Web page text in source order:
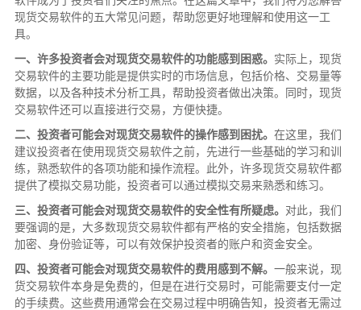
现货交易软件的五大常见问题，帮助您更好地理解和使用这一工
具。
一、许多投资者会对现货交易软件的功能感到困惑。 实际上，现货
交易软件的主要功能是提供实时的市场信息，包括价格、交易量等
数据，以及各种技术分析工具，帮助投资者做出决策。同时，现货
交易软件还可以直接进行交易，方便快捷。
二、投资者可能会对现货交易软件的操作感到困扰。 在这里，我们
建议投资者在使用现货交易软件之前，先进行一些基础的学习和训
练，熟悉软件的各项功能和操作流程。此外，许多现货交易软件都
提供了模拟交易功能，投资者可以通过模拟交易来熟悉和练习。
三、投资者可能会对现货交易软件的安全性有所疑虑。 对此，我们
要强调的是，大多数现货交易软件都有严格的安全措施，包括数据
加密、身份验证等，可以有效保护投资者的账户和资金安全。
四、投资者可能会对现货交易软件的费用感到不解。 一般来说，现
货交易软件本身是免费的，但是在进行交易时，可能需要支付一定
的手续费。这些费用通常会在交易过程中明确告知，投资者无需过